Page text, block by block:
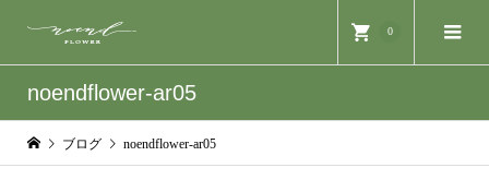
0
noendflower-ar05
ブログ noendflower-ar05